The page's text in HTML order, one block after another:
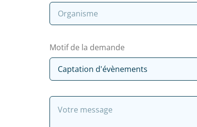
Motif de la demande